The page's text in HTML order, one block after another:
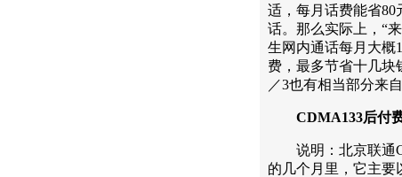
适，每月话费能省80
话。那么实际上，“
生网内通话每月大概
费，最多节省十几块
／3也有相当部分来自
CDMA133后付
说明：北京联通
的几个月里，它主要